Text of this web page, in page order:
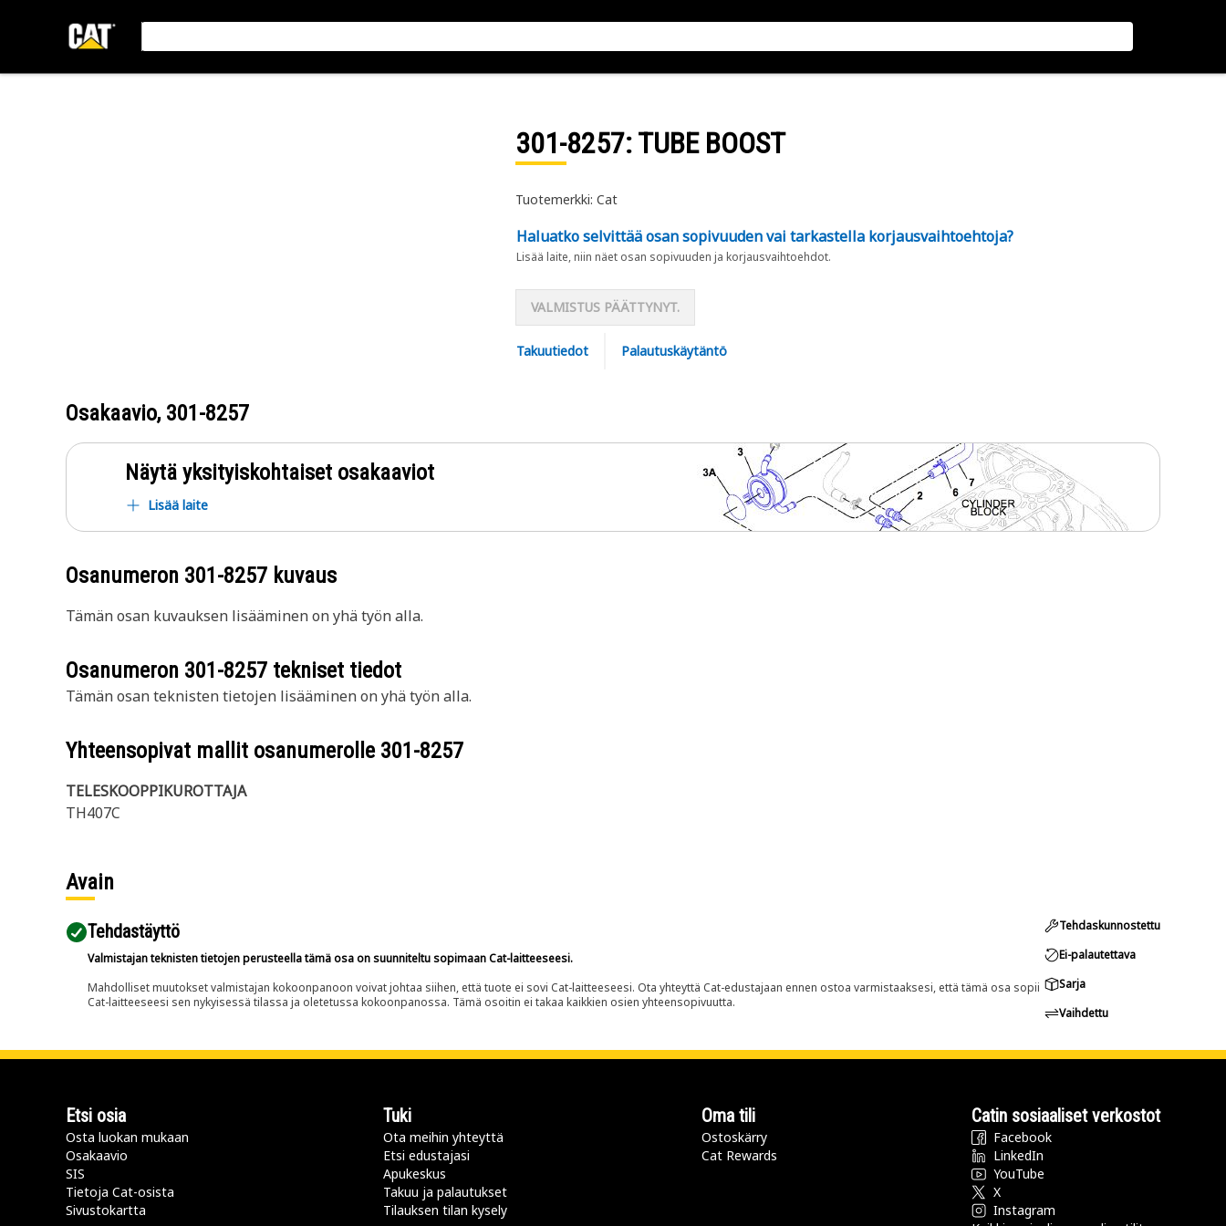
301-8257: TUBE BOOST
Tuotemerkki: Cat
Haluatko selvittää osan sopivuuden vai tarkastella korjausvaihtoehtoja?
Lisää laite, niin näet osan sopivuuden ja korjausvaihtoehdot.
VALMISTUS PÄÄTTYNYT.
Takuutiedot Palautuskäytäntö
Osakaavio, 301-8257
Näytä yksityiskohtaiset osakaaviot
Lisää laite
Osanumeron 301-8257 kuvaus
Tämän osan kuvauksen lisääminen on yhä työn alla.
Osanumeron 301-8257 tekniset tiedot
Tämän osan teknisten tietojen lisääminen on yhä työn alla.
Yhteensopivat mallit osanumerolle 301-8257
TELESKOOPPIKUROTTAJA
TH407C
Avain
Tehdastäyttö
Valmistajan teknisten tietojen perusteella tämä osa on suunniteltu sopimaan Cat-laitteeseesi.
Mahdolliset muutokset valmistajan kokoonpanoon voivat johtaa siihen, että tuote ei sovi Cat-laitteeseesi. Ota yhteyttä Cat-edustajaan ennen ostoa varmistaaksesi, että tämä osa sopii
Cat-laitteeseesi sen nykyisessä tilassa ja oletetussa kokoonpanossa. Tämä osoitin ei takaa kaikkien osien yhteensopivuutta.
Tehdaskunnostettu
Ei-palautettava
Sarja
Vaihdettu
Etsi osia
Osta luokan mukaan
Osakaavio
SIS
Tietoja Cat-osista
Sivustokartta
Tuki
Ota meihin yhteyttä
Etsi edustajasi
Apukeskus
Takuu ja palautukset
Tilauksen tilan kysely
Oma tili
Ostoskärry
Cat Rewards
Catin sosiaaliset verkostot
Facebook
LinkedIn
YouTube
X
Instagram